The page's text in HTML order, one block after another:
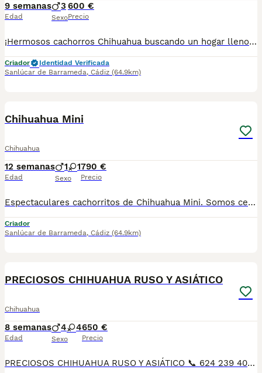
9 semanas
Edad
3
Sexo
600 €
Precio
¡Hermosos cachorros Chihuahua buscando un hogar lleno de amor! ❤️ ✨ Excelente calidad. ✨ Muy juguetones, cariñosos y sociables. ✨ Ideales para compañía. ✨ Tamaño pequeño, perfectos para casa o departamento. 📍 Se entregan sanos y en excelentes condiciones. 📲 Para más información sobre disponibilidad, precio y apartados, envía mensaje privado o comunícate al 624 082 2074. ¡No pierdas la oportunidad de llevar a casa un pequeño compañero que llenará tu vida de amor! 🐾💙
Criador
Identidad Verificada
Sanlúcar de Barrameda, Cádiz (64.9km)
Chihuahua Mini
Chihuahua
12 semanas
Edad
1 1
Sexo
790 €
Precio
Espectaculares cachorritos de Chihuahua Mini. Somos centro de mascotas con años de experiencia. Diariamente cuidamos, supervisamos y mimamos a nuestros cachorritos. Los entregamos con Revisión Veterinaria, Factura de compra, garantía vírica, formulario de reconocimiento de raza pura, junto con su cartilla de vacunación y desparasitacion al día de la entrega. Hacemos envíos a toda la península y Baleares mediante servicio propio de transporte. Posibilidad de pago contrareembolso. Para más información no dude en contactar con nosotros. TLF: 649297709. Solo atiendo wasap o tlf. Gracias
Criador
Sanlúcar de Barrameda, Cádiz (64.9km)
PRECIOSOS CHIHUAHUA RUSO Y ASIÁTICO
Chihuahua
8 semanas
Edad
4 4
Sexo
650 €
Precio
PRECIOSOS CHIHUAHUA RUSO Y ASIÁTICO 📞 624 239 408, raza pura 50 por ciento RUSO patitas corta muy chato muy lista y obediente, ideal para piso es muy cariñoso y juguetón Varios colores, cremas , bicolores . lila desde 700€ A 1200€, SEGUN COLOR Y SEXO DEL CHIHUAHUA precios reales si entráis en la wed : MUNDOCHIHUAHUA.ES TENEMOS CANICHES, CHIHUAHUA, MALTIPOL, POMERANIA, BICHON MALTES 🧾 Cartilla veterinaria 🩺 Vacunaciones y desparasitaciones al día 📄 Contrato de garantía 🚚 Envíos a toda España, 💳 Pago a la entrega, contra reembolso 📞 624 239 408 📹 Vídeos y más información por WhatsApp 🌐 MUNDOCHIHUAHUA.ES